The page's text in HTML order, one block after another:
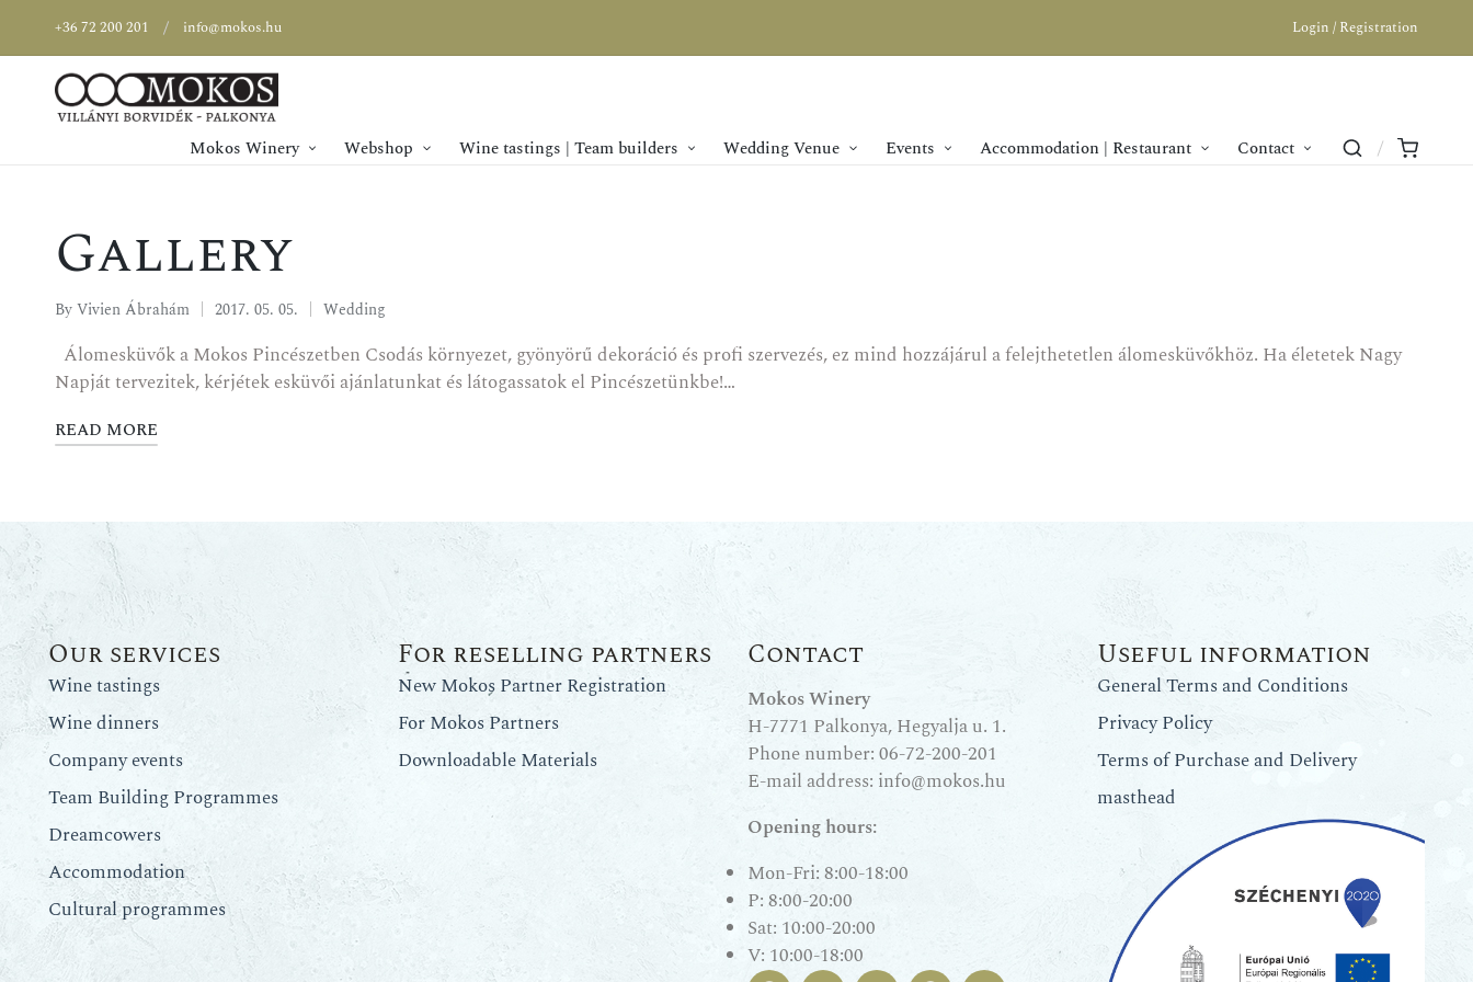
+36 72 200 201 info@mokos.hu Login / Registration
Mokos Winery Webshop Wine tastings | Team builders Wedding Venue Events Accommodation | Restaurant Contact
Gallery
ByVivien Ábrahám 2017. 05. 05. Wedding
Álomesküvők a Mokos Pincészetben Csodás környezet, gyönyörű dekoráció és profi szervezés, ez mind hozzájárul a felejthetetlen álomesküvőkhöz. Ha életetek Nagy
Napját tervezitek, kérjétek esküvői ajánlatunkat és látogassatok el Pincészetünkbe!…
READ MORE
Our services
Wine tastings
Wine dinners
Company events
Team Building Programmes
Dreamcowers
Accommodation
Cultural programmes
For reselling partners
New Mokos Partner Registration
For Mokos Partners
Downloadable Materials
Contact
Mokos Winery
H-7771 Palkonya, Hegyalja u. 1.
Phone number:06-72-200-201
E-mail address: info@mokos.hu
Opening hours:
Mon-Fri: 8:00-18:00
P: 8:00-20:00
Sat: 10:00-20:00
V: 10:00-18:00
Useful information
General Terms and Conditions
Privacy Policy
Terms of Purchase and Delivery
masthead